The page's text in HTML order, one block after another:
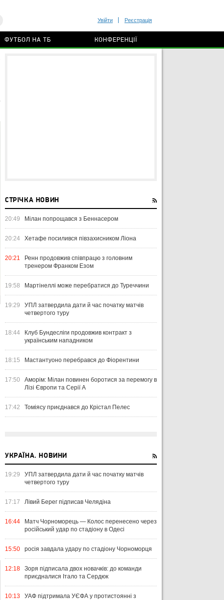
Увійти Реєстрація
ФУТБОЛ НА ТБ КОНФЕРЕНЦІЇ
СТРІЧКА НОВИН
20:49 Мілан попрощався з Беннасером
20:24 Хетафе посилився півзахисником Ліона
20:21
Ренн продовжив співпрацю з головним
тренером Франком Езом
19:58 Мартінеллі може перебратися до Туреччини
19:29
УПЛ затвердила дати й час початку матчів
четвертого туру
18:44
Клуб Бундесліги продовжив контракт з
українським нападником
18:15 Мастантуоно перебрався до Фіорентини
17:50
Аморім: Мілан повинен боротися за перемогу в
Лізі Європи та Серії А
17:42 Томіясу приєднався до Крістал Пелес
УКРАЇНА. НОВИНИ
19:29
УПЛ затвердила дати й час початку матчів
четвертого туру
17:17 Лівий Берег підписав Челядіна
16:44
Матч Чорноморець — Колос перенесено через
російський удар по стадіону в Одесі
15:50 росія завдала удару по стадіону Чорноморця
12:18
Зоря підписала двох новачків: до команди
приєдналися Італо та Сердюк
10:13
УАФ підтримала УЄФА у протистоянні з